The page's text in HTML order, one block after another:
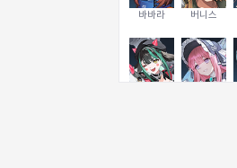
바바라 버니스